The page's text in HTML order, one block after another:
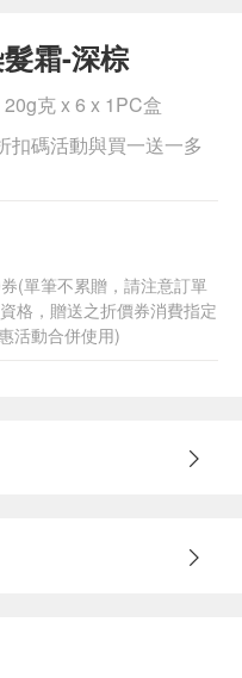
霜-深棕
克 x 6 x 1PC盒
扣碼活動與買一送一多
(單筆不累贈，請注意訂單
格，贈送之折價券消費指定
活動合併使用)